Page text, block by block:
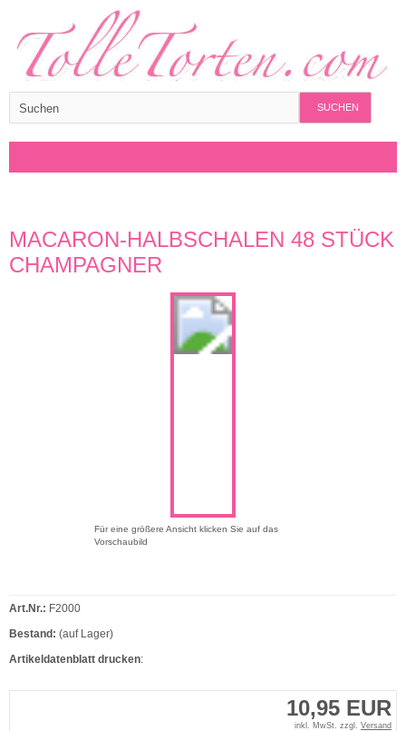
SUCHEN
MACARON-HALBSCHALEN 48 STÜCK
CHAMPAGNER
Für eine größere Ansicht klicken Sie auf das
Vorschaubild
10,95 EUR
inkl. MwSt. zzgl. Versand
Art.Nr.: F2000
Bestand: (auf Lager)
Artikeldatenblatt drucken: